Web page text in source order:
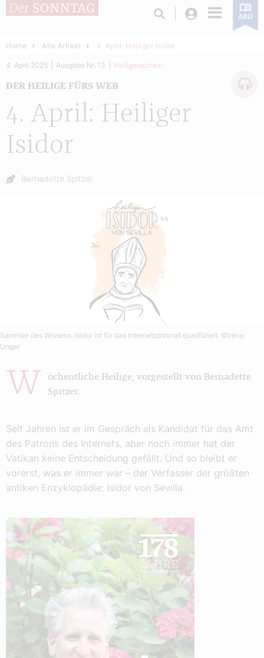
Login ABO
Home Alle Artikel 4. April: Heiliger Isidor
4. April: Heiliger
Isidor
DER HEILIGE FÜRS WEB
4. April 2025 Ausgabe Nr. 13 Heiligenschein
Autor:
Bernadette Spitzer
Sammler des Wissens: Isidor ist für das Internetpatronat qualifiziert. ©Irene
Unger
W
öchentliche Heilige, vorgestellt von Bernadette
Spitzer.
Seit Jahren ist er im Gespräch als Kandidat für das Amt
des Patrons des Internets, aber noch immer hat der
Vatikan keine Entscheidung gefällt. Und so bleibt er
vorerst, was er immer war – der Verfasser der größten
antiken Enzyklopädie: Isidor von Sevilla.